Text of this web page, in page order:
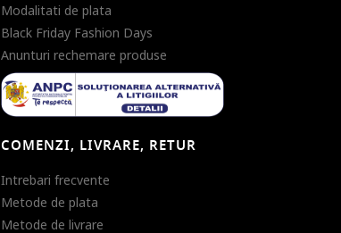
Modalitati de plata
Black Friday Fashion Days
Anunturi rechemare produse
COMENZI, LIVRARE, RETUR
Intrebari frecvente
Metode de plata
Metode de livrare